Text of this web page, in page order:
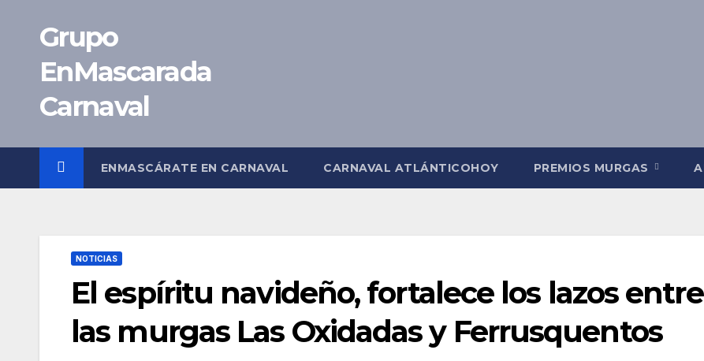
contenido
Grupo
EnMascarada
Carnaval
ENMASCÁRATE EN CARNAVAL CARNAVAL ATLÁNTICOHOY PREMIOS MURGAS
NOTICIAS
El espíritu navideño, fortalece los lazos entre
las murgas Las Oxidadas y Ferrusquentos